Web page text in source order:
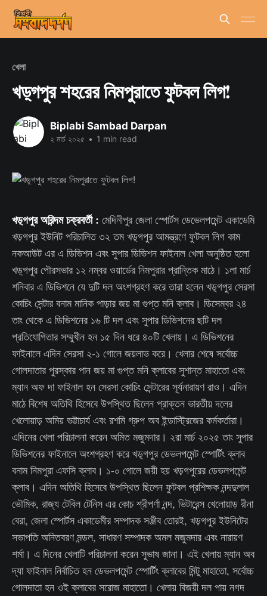
খেলা
খড়্গপুর শহরের নিমপুরাতে ফুটবল লিগ!
Biplabi Sambad Darpan
২ মার্চ ২০২৫ • 1 min read
খড়্গপুর অরিন্দম চক্রবর্তী : মেদিনীপুর জেলা স্পোর্টস ডেভেলপমেন্ট একাডেমি
খড়গপুর ইউনিট পরিচালিত ৩২ তম খড়্গপুর আমন্ত্রণে ফুটবল লিগ কাম
নকআউট এর এ ডিভিশন এবং সুপার ডিভিশন ফাইনাল খেলা অনুষ্ঠিত হলো
খড়্গপুর পৌরসভার ১২ নম্বর ওয়ার্ডের নিমপুরার প্রান্তিক মাঠে। ১লা মার্চ
শনিবার এ ডিভিশনে যে দুটি দল অংশগ্রহণ করে তারা হলেন খড়্গপুর সেরসা
কোচিং সেন্টার বনাম মানিক পাড়ার জয় মা গুপ্ত মনি ক্লাব। ডিসেম্বর ২৪
তাং থেকে এ ডিভিশনের ১৬ টি দল এবং সুপার ডিভিশনের ছটি দল
প্রতিযোগিতার সম্মুখীন হন ১৫ দিন ধরে ৪০টি খেলায়। এ ডিভিশনের
ফাইনালে এদিন সেরসা ২-১ গোলে জয়লাভ করে। খেলার শেষে সর্বোচ্চ
গোলদাতার পুরস্কার পান জয় মা গুপ্ত মনি ক্লাবের সুশান্ত মাহাতো এবং
ম্যান অফ দা ফাইনাল হন সেরসা কোচিং সেন্টারের সূর্যনারায়ণ রাও। এদিন
মাঠে বিশেষ অতিথি হিসেবে উপস্থিত ছিলেন প্রাক্তন ভারতীয় দলের
খেলোয়াড় অমিয় ভট্টাচার্য এবং রশমি গ্রুপ অব ইন্ডাস্ট্রিজের কর্মকর্তারা।
এদিনের খেলা পরিচালনা করেন অমিত মজুমদার। ২রা মার্চ ২০২৫ তাং সুপার
ডিভিশনের ফাইনালে অংশগ্রহণ করে খড়্গপুর ডেভলপমেন্ট স্পোর্টিং ক্লাব
বনাম নিমপুরা এফসি ক্লাব। ১-০ গোলে জয়ী হয় খড়গপুরের ডেভলপমেন্ট
ক্লাব। এদিন অতিথি হিসেবে উপস্থিত ছিলেন ফুটবল প্রশিক্ষক নন্দদুলাল
ভৌমিক, রাজ্য টেবিল টেনিস এর কোচ শ্রীপর্ণা নন্দ, ভিটারেন্স খেলোয়াড় রীনা
বেরা, জেলা স্পোর্টস একাডেমীর সম্পাদক সঞ্জীব তোরই, খড়গপুর ইউনিটের
সভাপতি অনিতবরণ মন্ডল, সাধারণ সম্পাদক অমল মজুমদার এবং নারায়ণ
শর্মা। এ দিনের খেলাটি পরিচালনা করেন সুভাষ জানা। এই খেলায় ম্যান অব
দ্যা ফাইনাল নির্বাচিত হন ডেভলপমেন্ট স্পোর্টিং ক্লাবের মিন্টু মাহাতো, সর্বোচ্চ
গোলদাতা হন ওই ক্লাবের সরোজ মাহাতো। খেলায় বিজয়ী দল পায় নগদ